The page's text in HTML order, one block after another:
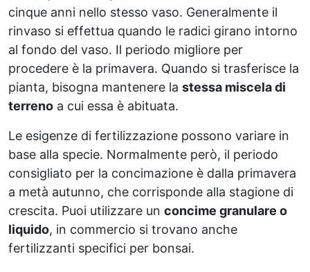
cinque anni nello stesso vaso. Generalmente il
rinvaso si effettua quando le radici girano intorno
al fondo del vaso. Il periodo migliore per
procedere è la primavera. Quando si trasferisce la
pianta, bisogna mantenere la stessa miscela di
terreno a cui essa è abituata.
Le esigenze di fertilizzazione possono variare in
base alla specie. Normalmente però, il periodo
consigliato per la concimazione è dalla primavera
a metà autunno, che corrisponde alla stagione di
crescita. Puoi utilizzare un concime granulare o
liquido, in commercio si trovano anche
fertilizzanti specifici per bonsai.